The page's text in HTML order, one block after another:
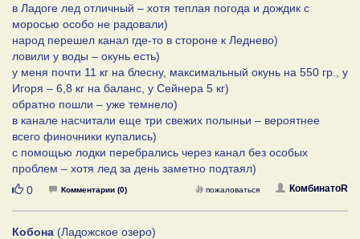
в Ладоге лед отличный – хотя теплая погода и дождик с
моросью особо не радовали)
народ перешел канал где-то в стороне к Леднево)
ловили у воды – окунь есть)
у меня почти 11 кг на блесну, максимальный окунь на 550 гр., у
Игоря – 6,8 кг на баланс, у Сейнера 5 кг)
обратно пошли – уже темнело)
в канале насчитали еще три свежих полыньи – вероятнее
всего финочники купались)
с помощью лодки перебрались через канал без особых
проблем – хотя лед за день заметно подтаял)
Нравится
0 Комментарии (0) КомбинатоR
пожаловаться
Кобона (Ладожское озеро)